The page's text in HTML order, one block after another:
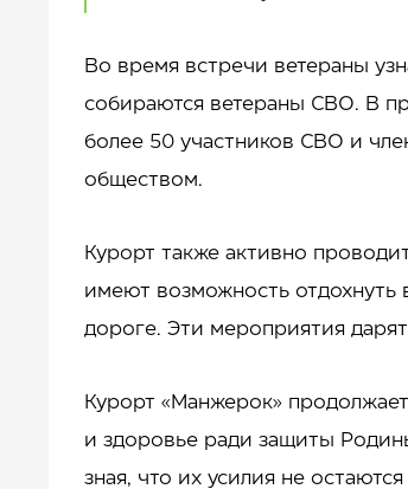
Во время встречи ветераны
собираются ветераны СВО. В
более 50 участников СВО и
обществом.
Курорт также активно
имеют возможность отдохнуть
дороге. Эти мероприятия
Курорт «Манжерок»
и здоровье ради защиты
зная, что их усилия не